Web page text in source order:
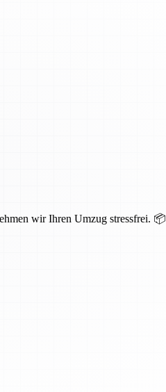
wir Ihren Umzug stressfrei. 📦